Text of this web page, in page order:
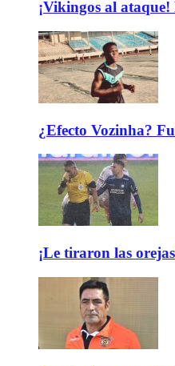
¡Vikingos al
¿Efecto Vozinha?
¡Le tiraron las